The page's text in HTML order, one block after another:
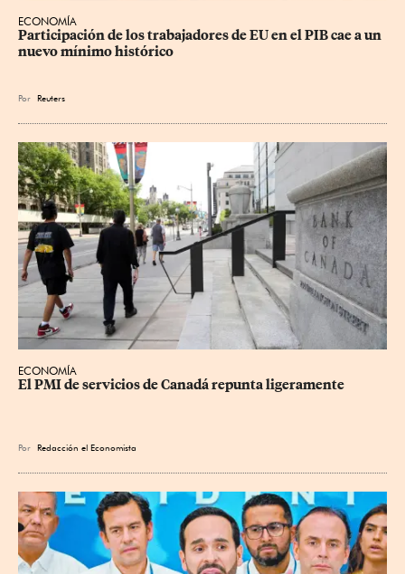
ECONOMÍA
Participación de los trabajadores de EU en el PIB cae a un
nuevo mínimo histórico
Por Reuters
ECONOMÍA
El PMI de servicios de Canadá repunta ligeramente
Por Redacción el Economista